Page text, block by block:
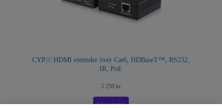
CYP/// HDMI extender över Cat6, HDBaseT™, RS232,
IR, PoE
5 250 kr